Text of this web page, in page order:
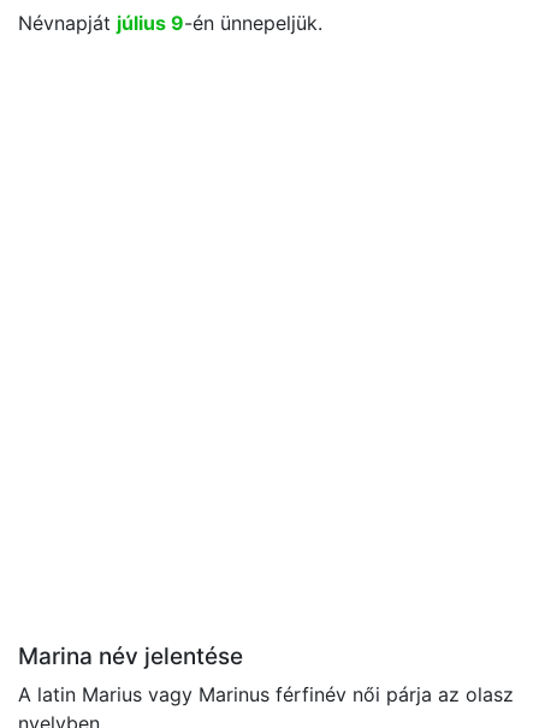
Névnapját július 9-én ünnepeljük.
Marina név jelentése
A latin Marius vagy Marinus férfinév női párja az olasz
nyelvben.